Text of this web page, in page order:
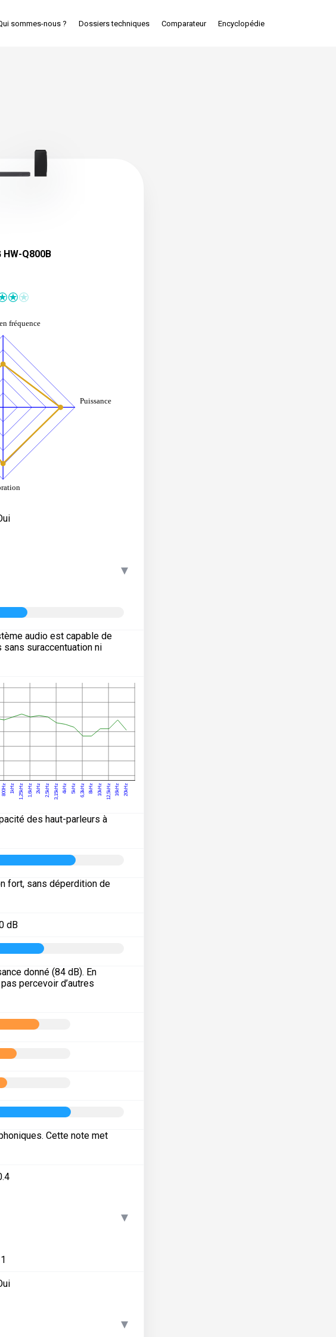
sommes-nous ? Dossiers techniques Comparateur Encyclopédie
HW-Q800B
▾
audio est capable de
suraccentuation ni
des haut-parleurs à
fort, sans déperdition de
dB
donné (84 dB). En
percevoir d’autres
Cette note met
▾
1
▾